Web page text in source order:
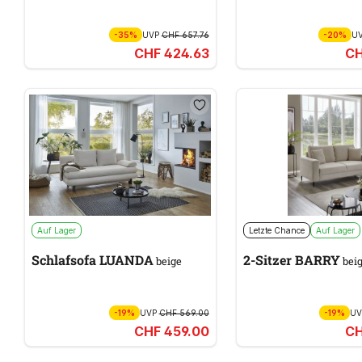
-35% UVPCHF 657.76
CHF 424.63
-20%
Auf Lager
Schlafsofa LUANDAbeige
-19% UVPCHF 569.00
CHF 459.00
Letzte Chance Auf Lager
2-Sitzer BARRY
-19%